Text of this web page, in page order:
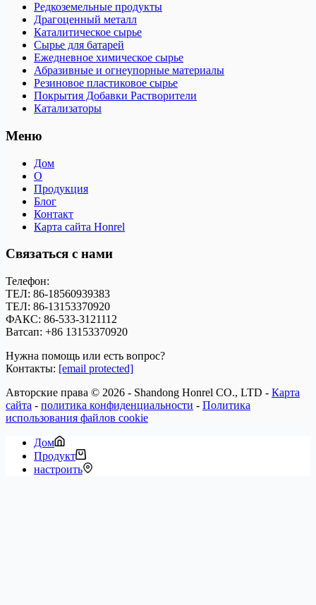
Редкоземельные продукты
Драгоценный металл
Каталитическое сырье
Сырье для батарей
Ежедневное химическое сырье
Абразивные и огнеупорные материалы
Резиновое пластиковое сырье
Покрытия Добавки Растворители
Катализаторы
Меню
Дом
О
Продукция
Блог
Контакт
Карта сайта Honrel
Связаться с нами
Телефон:
ТЕЛ: 86-18560939383
ТЕЛ: 86-13153370920
ФАКС: 86-533-3121112
Ватсап: +86 13153370920
Нужна помощь или есть вопрос?
Контакты: [email protected]
Авторские права © 2026 - Shandong Honrel CO., LTD - Карта
сайта - политика конфиденциальности - Политика
использования файлов cookie
Дом
Продукт
настроить